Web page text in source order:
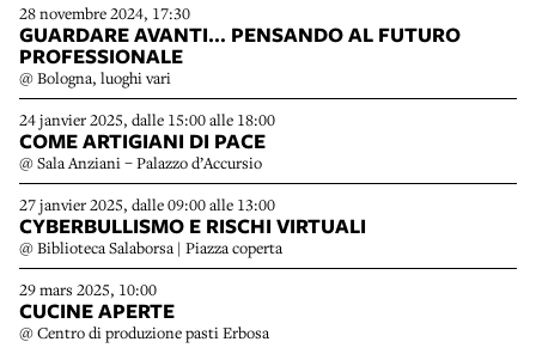
28 novembre 2024, 17:30
GUARDARE AVANTI… PENSANDO AL FUTURO
PROFESSIONALE
@ Bologna, luoghi vari
24 janvier 2025, dalle 15:00 alle 18:00
COME ARTIGIANI DI PACE
@ Sala Anziani – Palazzo d’Accursio
27 janvier 2025, dalle 09:00 alle 13:00
CYBERBULLISMO E RISCHI VIRTUALI
@ Biblioteca Salaborsa | Piazza coperta
29 mars 2025, 10:00
CUCINE APERTE
@ Centro di produzione pasti Erbosa